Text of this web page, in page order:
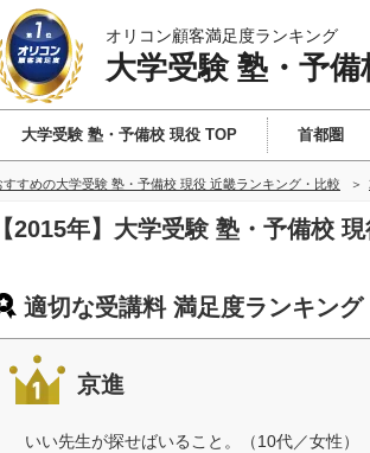
オリコン顧客満足度ランキング
大学受験 塾・予
大学受験 塾・予備校 現役 TOP 首都圏
すすめの大学受験 塾・予備校 現役 近畿ランキング・比較
【2015年】大学受験 塾・予備校
適切な受講料 満足度ランキング
京進
いい先生が探せばいること。（10代／女性）